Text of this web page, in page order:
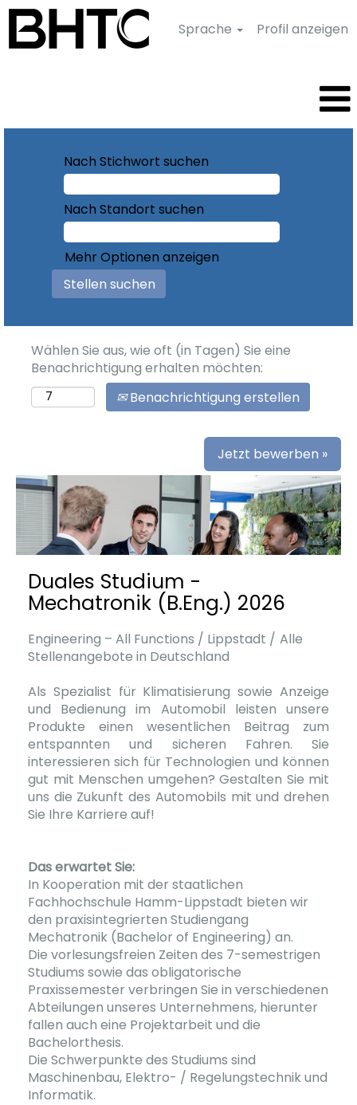
Sprache Profil anzeigen
Nach Stichwort suchen
Nach Standort suchen
Mehr Optionen anzeigen
Wählen Sie aus, wie oft (in Tagen) Sie eine
Benachrichtigung erhalten möchten:
Benachrichtigung erstellen
Jetzt bewerben »
Duales Studium -
Mechatronik (B.Eng.) 2026
Engineering – All Functions / Lippstadt / Alle
Stellenangebote in Deutschland
Als Spezialist für Klimatisierung sowie Anzeige
und Bedienung im Automobil leisten unsere
Produkte einen wesentlichen Beitrag zum
entspannten und sicheren Fahren. Sie
interessieren sich für Technologien und können
gut mit Menschen umgehen? Gestalten Sie mit
uns die Zukunft des Automobils mit und drehen
Sie Ihre Karriere auf!
Das erwartet Sie:
In Kooperation mit der staatlichen
Fachhochschule Hamm-Lippstadt bieten wir
den praxisintegrierten Studiengang
Mechatronik (Bachelor of Engineering) an.
Die vorlesungsfreien Zeiten des 7-semestrigen
Studiums sowie das obligatorische
Praxissemester verbringen Sie in verschiedenen
Abteilungen unseres Unternehmens, hierunter
fallen auch eine Projektarbeit und die
Bachelorthesis.
Die Schwerpunkte des Studiums sind
Maschinenbau, Elektro- / Regelungstechnik und
Informatik.